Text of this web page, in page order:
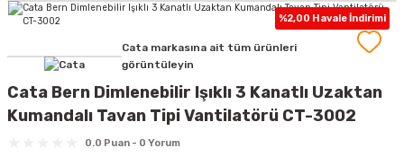
%2,00 Havale İndirimi
Cata markasına ait tüm ürünleri
görüntüleyin
Cata Bern Dimlenebilir Işıklı 3 Kanatlı Uzaktan
Kumandalı Tavan Tipi Vantilatörü CT-3002
0.0 Puan - 0 Yorum